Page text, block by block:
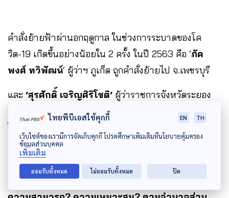
คำสั่งย้ายฟ้าผ่านอกฤดูกาล ในช่วงการระบาดของโค
วิด-19 เกิดขึ้นอย่างน้อยใน 2 ครั้ง ในปี 2563 คือ ‘ภัค
พงศ์ ทวิพัฒน์‘ ผู้ว่าฯ ภูเก็ต ถูกคำสั่งย้ายไป จ.เพชรบุรี
และ ‘สุรศักดิ์ เจริญศิริโชติ’ ผู้ว่าราชการจังหวัดระยอง
ถูกคำสั่งย้ายทันที จากกรณีทหารอียิปต์ติดเชื้อโควิด-19
โดยย้ายไปเป็นผู้ว่าฯ นครปฐม แทน
นี่เป็นคำสั่งย้ายที่เกิดขึ้นจากส่วนกลาง…
ไทยพีบีเอสใช้คุกกี้ EN TH
เว็บไซต์ของเรามีการจัดเก็บคุกกี้ โปรดศึกษาเพิ่มเติมที่นโยบายคุ้มครอง
ข้อมูลส่วนบุคคล
เพิ่มเติม
ยอมรับทั้งหมด ไม่ยอมรับทั้งหมด ปิด